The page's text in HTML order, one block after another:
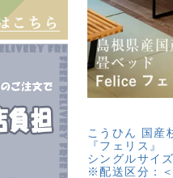
こうひん 国産
『フェリス』
シングルサイズ
※配送区分：